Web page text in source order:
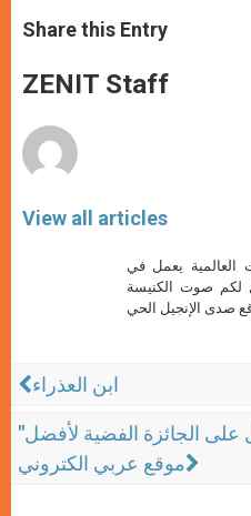
t
s
p
p
s
e
g
e
e
b
o
k
Share this Entry
ZENIT Staff
View all articles
العالمية يعمل في
لكم صوت الكنيسة
ابن العذراء
"موقع أبونا" الأردني يحصل على الجائزة الفضية لأفضل
موقع عربي الكتروني